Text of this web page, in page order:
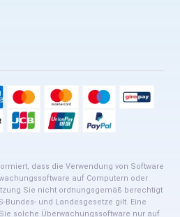
dass die Verwendung von Software
auf Computern oder
Sie nicht ordnungsgemäß berechtigt
Bundes- und Landesgesetze gilt. Eine
solche Überwachungssoftware nur auf